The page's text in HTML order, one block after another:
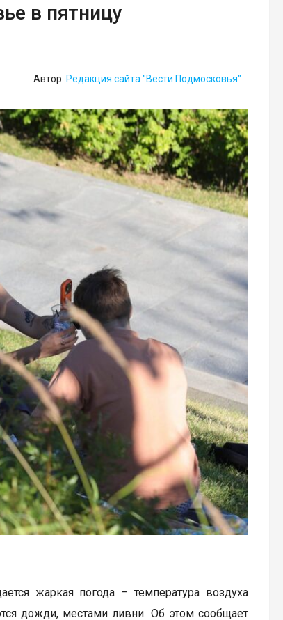
в пятницу
Автор: Редакция сайта "Вести Подмосковья"
жаркая погода – температура воздуха
дожди, местами ливни. Об этом сообщает